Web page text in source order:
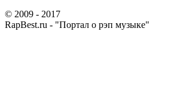
© 2009 - 2017
RapBest.ru - "Портал о рэп музыке"